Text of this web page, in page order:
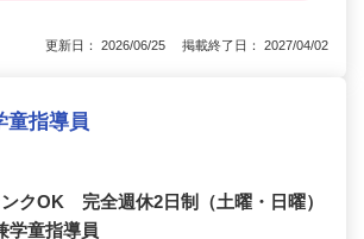
更新日： 2026/06/25 掲載終了日： 2027/04/02
童指導員
クOK 完全週休2日制（土曜・日曜）
学童指導員